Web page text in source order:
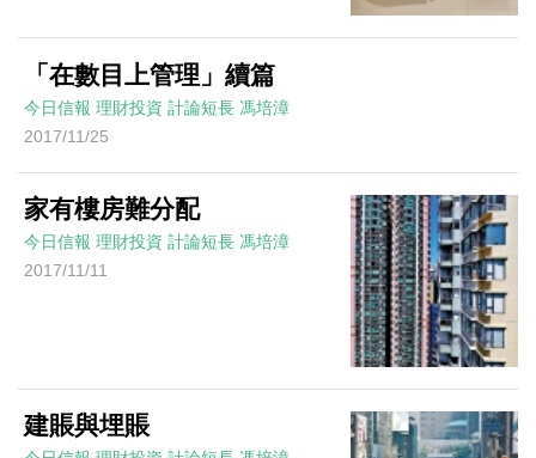
「在數目上管理」續篇
今日信報 理財投資 計論短長 馮培漳
2017/11/25
家有樓房難分配
今日信報 理財投資 計論短長 馮培漳
2017/11/11
建賬與埋賬